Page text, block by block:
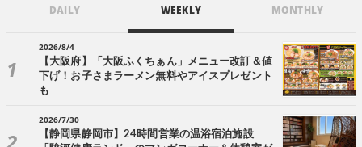
DAILY WEEKLY MONTHLY
2026/8/4
【大阪府】「大阪ふくちぁん」メニュー改訂＆値
下げ！お子さまラーメン無料やアイスプレゼント
も
2026/7/30
【静岡県静岡市】24時間営業の温浴宿泊施設